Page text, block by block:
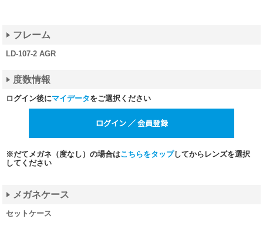
フレーム
LD-107-2 AGR
度数情報
ログイン後にマイデータをご選択ください
※だてメガネ（度なし）の場合はこちらをタップしてからレンズを選択
してください
メガネケース
セットケース